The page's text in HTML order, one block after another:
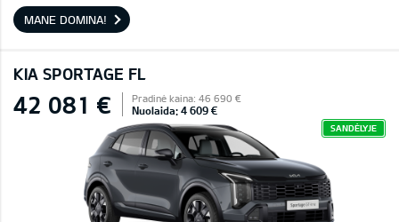
MANE DOMINA!
KIA SPORTAGE FL
42 081 € Pradinė kaina: 46 690 €
Nuolaida: 4 609 €
SANDĖLYJE